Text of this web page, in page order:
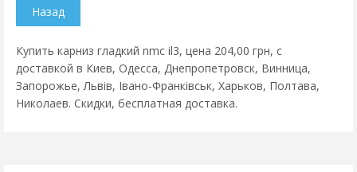
Купить карниз гладкий nmc il3, цена 204,00 грн, с
доставкой в Киев, Одесса, Днепропетровск, Винница,
Запорожье, Львів, Івано-Франківськ, Харьков, Полтава,
Николаев. Скидки, бесплатная доставка.